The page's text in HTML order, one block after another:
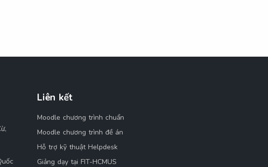
Liên kết
Moodle chương trình chuẩn
Moodle chương trình đề án
Hỗ trợ kỹ thuật Helpdesk
Giảng dạy tại FIT-HCMUS